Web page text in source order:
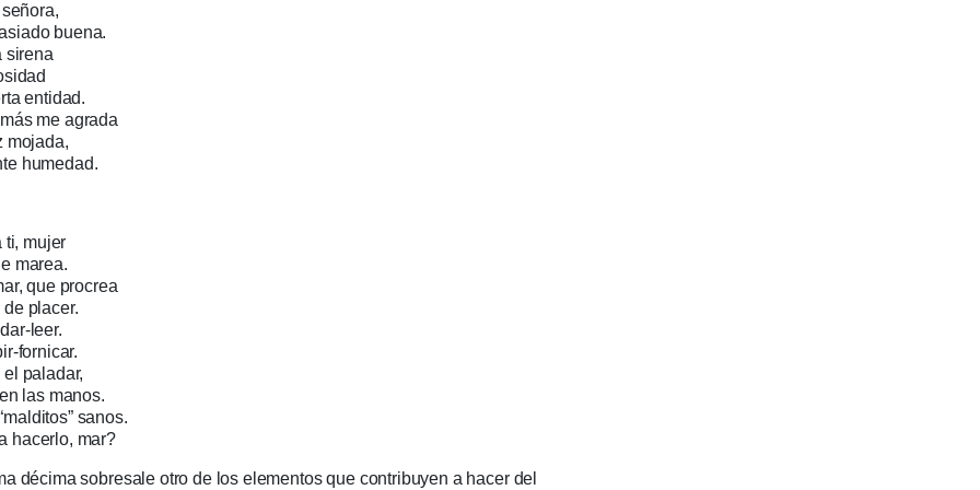
buena.
sirena
entidad.
me agrada
mojada,
humedad.
ti, mujer
marea.
que procrea
placer.
leer.
fornicar.
paladar,
las manos.
sanos.
hacerlo, mar?
décima sobresale otro de los elementos que contribuyen a hacer del